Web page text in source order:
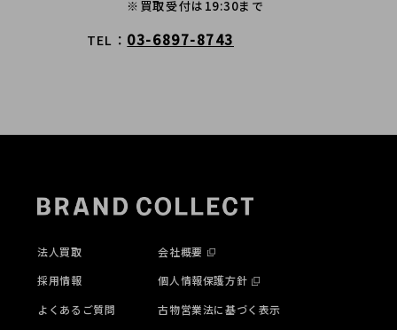
※買取受付は19:30まで
TEL 03-6897-8743
法人買取
採用情報
よくあるご質問
会社概要
個人情報保護方針
古物営業法に基づく表示